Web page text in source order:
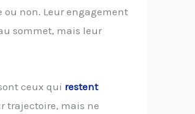
ou non. Leur engagement
sommet, mais leur
ceux qui restent
trajectoire, mais ne